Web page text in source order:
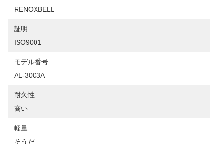
RENOXBELL
証明:
ISO9001
モデル番号:
AL-3003A
耐久性:
高い
軽量:
そうだ